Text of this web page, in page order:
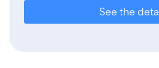
See the